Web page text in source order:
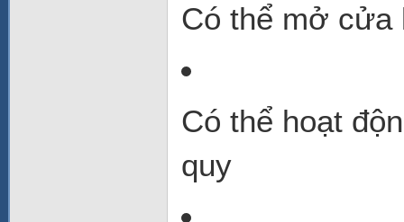
Có thể mở cửa
Có thể hoạt
quy